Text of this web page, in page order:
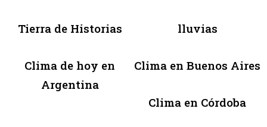
Tierra de Historias lluvias
Clima de hoy en
Argentina
Clima en Buenos Aires
Clima en Córdoba